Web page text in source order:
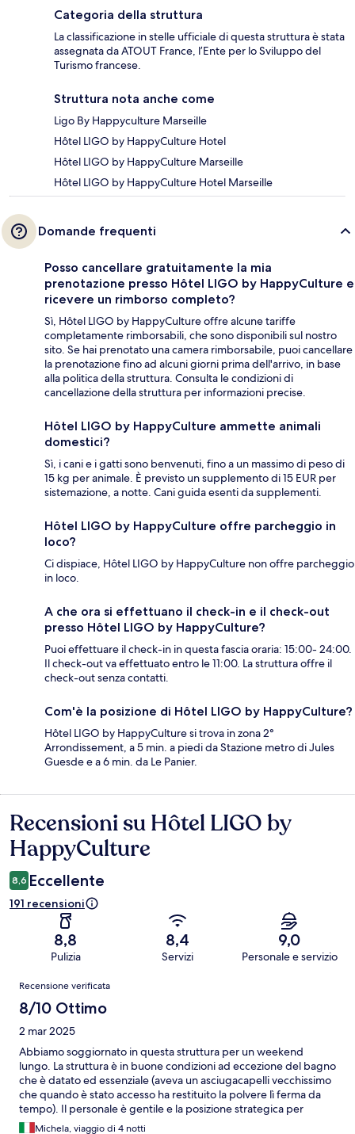
Categoria della struttura
La classificazione in stelle ufficiale di questa struttura è stata
assegnata da ATOUT France, l’Ente per lo Sviluppo del
Turismo francese.
Struttura nota anche come
Ligo By Happyculture Marseille
Hôtel LIGO by HappyCulture Hotel
Hôtel LIGO by HappyCulture Marseille
Hôtel LIGO by HappyCulture Hotel Marseille
Domande frequenti
Posso cancellare gratuitamente la mia
prenotazione presso Hôtel LIGO by HappyCulture e
ricevere un rimborso completo?
Sì, Hôtel LIGO by HappyCulture offre alcune tariffe
completamente rimborsabili, che sono disponibili sul nostro
sito. Se hai prenotato una camera rimborsabile, puoi cancellare
la prenotazione fino ad alcuni giorni prima dell'arrivo, in base
alla politica della struttura. Consulta le condizioni di
cancellazione della struttura per informazioni precise.
Hôtel LIGO by HappyCulture ammette animali
domestici?
Sì, i cani e i gatti sono benvenuti, fino a un massimo di peso di
15 kg per animale. È previsto un supplemento di 15 EUR per
sistemazione, a notte. Cani guida esenti da supplementi.
Hôtel LIGO by HappyCulture offre parcheggio in
loco?
Ci dispiace, Hôtel LIGO by HappyCulture non offre parcheggio
in loco.
A che ora si effettuano il check-in e il check-out
presso Hôtel LIGO by HappyCulture?
Puoi effettuare il check-in in questa fascia oraria: 15:00- 24:00.
Il check-out va effettuato entro le 11:00. La struttura offre il
check-out senza contatti.
Com'è la posizione di Hôtel LIGO by HappyCulture?
Hôtel LIGO by HappyCulture si trova in zona 2°
Arrondissement, a 5 min. a piedi da Stazione metro di Jules
Guesde e a 6 min. da Le Panier.
Recensioni
Recensioni su Hôtel LIGO by
HappyCulture
8,6 Eccellente
191 recensioni
8,8
Pulizia
8,4
Servizi
9,0
Personale e servizio
Recensioni
Recensione verificata
8/10 Ottimo
2 mar 2025
Abbiamo soggiornato in questa struttura per un weekend
lungo. La struttura è in buone condizioni ad eccezione del bagno
che è datato ed essenziale (aveva un asciugacapelli vecchissimo
che quando è stato accesso ha restituito la polvere lì ferma da
tempo). Il personale è gentile e la posizione strategica per
raggiungere comodamente a piedi tutti i maggiori punti di
Michela, viaggio di 4 notti